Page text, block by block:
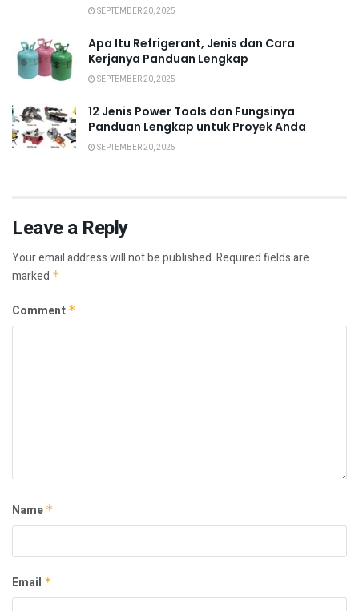
SEPTEMBER 20, 2025
Apa Itu Refrigerant, Jenis dan Cara
Kerjanya Panduan Lengkap
SEPTEMBER 20, 2025
12 Jenis Power Tools dan Fungsinya
Panduan Lengkap untuk Proyek Anda
SEPTEMBER 20, 2025
Leave a Reply
Your email address will not be published.Required fields are
marked *
Comment *
Name *
Email *